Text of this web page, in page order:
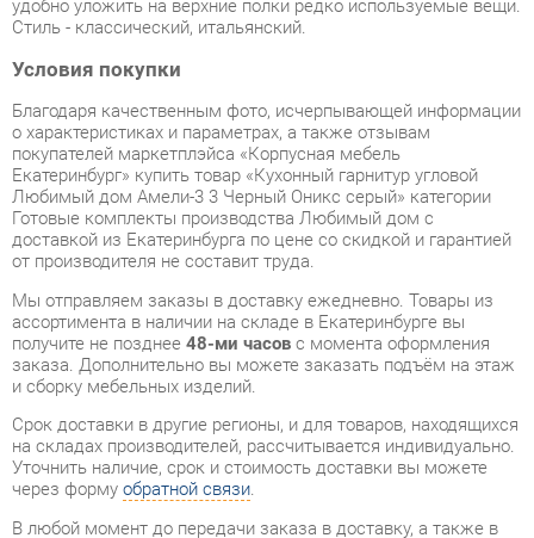
Благодаря качественным фото, исчерпывающей информации
о характеристиках и параметрах, а также отзывам
покупателей маркетплэйса «Корпусная мебель
Екатеринбург» купить товар «Кухонный гарнитур угловой
Любимый дом Амели-3 3 Черный Оникс серый» категории
Готовые комплекты производства Любимый дом с
доставкой из Екатеринбурга по цене со скидкой и гарантией
от производителя не составит труда.
Мы отправляем заказы в доставку ежедневно. Товары из
ассортимента в наличии на складе в Екатеринбурге вы
получите не позднее48-ми часовс момента оформления
заказа. Дополнительно вы можете заказать подъём на этаж
Срок доставки в другие регионы, и для товаров, находящихся
на складах производителей, рассчитывается индивидуально.
Уточнить наличие, срок и стоимость доставки вы можете
через формуобратной связи.
В любой момент до передачи заказа в доставку, а также в
течение 7-ми дней после получения заказа вы можете
изменить выборили принять решение об отказе от покупки.
Несмотря на качественную упаковку, готовые комплекты
могут быть повреждены при транспортировке. Если Вы